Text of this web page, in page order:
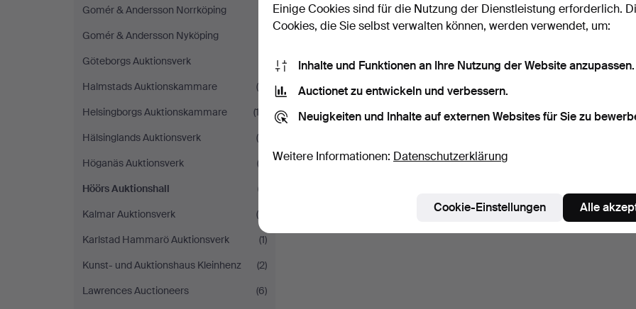
Gomér & Andersson Norrköping
Gomér & Andersson Nyköping
Göteborgs Auktionsverk
Halmstads Auktionskammare
(9)
Helsingborgs Auktionskammare
(13)
Hälsinglands Auktionsverk
(4)
Höganäs Auktionsverk
(2)
Höörs Auktionshall
(1)
Kalmar Auktionsverk
(4)
Karlstad Hammarö Auktionsverk
(1)
Kunst- und Auktionshaus Kleinhenz
(2)
Lawrences Auctioneers
(6)
Einige Cookies sind für die Nutzung der Dienstleistung erforderlich.
Cookies, die Sie selbst verwalten können, werden verwendet, um:
Inhalte und Funktionen an Ihre Nutzung der Website anzupassen.
Auctionet zu entwickeln und verbessern.
Neuigkeiten und Inhalte auf externen Websites für Sie zu
Weitere Informationen: Datenschutzerklärung
Cookie-Einstellungen Alle